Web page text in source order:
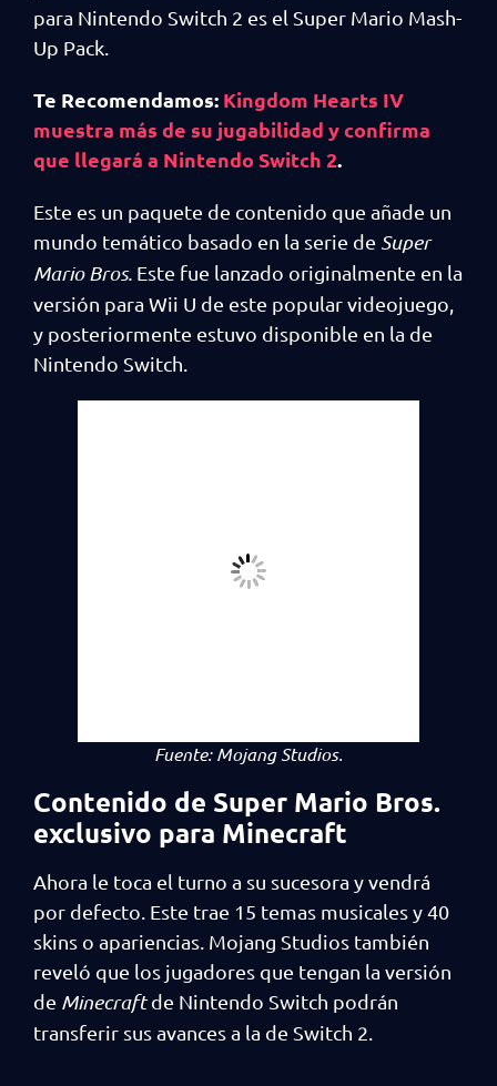
para Nintendo Switch 2 es el Super Mario Mash-
Up Pack.
Te Recomendamos: Kingdom Hearts IV
muestra más de su jugabilidad y confirma
que llegará a Nintendo Switch 2.
Este es un paquete de contenido que añade un
mundo temático basado en la serie de Super
Mario Bros. Este fue lanzado originalmente en la
versión para Wii U de este popular videojuego,
y posteriormente estuvo disponible en la de
Nintendo Switch.
Fuente: Mojang Studios.
Contenido de Super Mario Bros.
exclusivo para Minecraft
Ahora le toca el turno a su sucesora y vendrá
por defecto. Este trae 15 temas musicales y 40
skins o apariencias. Mojang Studios también
reveló que los jugadores que tengan la versión
de Minecraftde Nintendo Switch podrán
transferir sus avances a la de Switch 2.